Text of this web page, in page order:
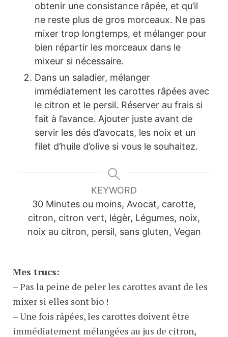
obtenir une consistance râpée, et qu’il
ne reste plus de gros morceaux. Ne pas
mixer trop longtemps, et mélanger pour
bien répartir les morceaux dans le
mixeur si nécessaire.
Dans un saladier, mélanger
immédiatement les carottes râpées avec
le citron et le persil. Réserver au frais si
fait à l’avance. Ajouter juste avant de
servir les dés d’avocats, les noix et un
filet d’huile d’olive si vous le souhaitez.
KEYWORD
30 Minutes ou moins, Avocat, carotte,
citron, citron vert, légèr, Légumes, noix,
noix au citron, persil, sans gluten, Vegan
Mes trucs:
– Pas la peine de peler les carottes avant de les
mixer si elles sont bio !
– Une fois râpées, les carottes doivent être
immédiatement mélangées au jus de citron,